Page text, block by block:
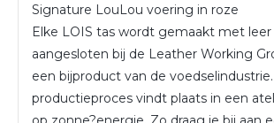
Signature LouLou voering in roze
Elke LOIS tas wordt gemaakt met leer
aangesloten bij de Leather Working
een bijproduct van de
productieproces vindt plaats in een